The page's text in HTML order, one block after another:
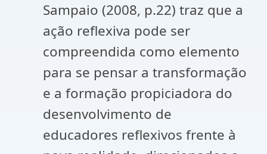
Sampaio (2008, p.22) traz que a
ação reflexiva pode ser
compreendida como elemento
para se pensar a transformação
e a formação propiciadora do
desenvolvimento de
educadores reflexivos frente à